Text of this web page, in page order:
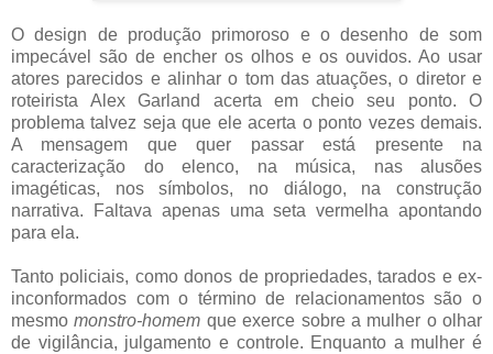
O design de produção primoroso e o desenho de som
impecável são de encher os olhos e os ouvidos. Ao usar
atores parecidos e alinhar o tom das atuações, o diretor e
roteirista Alex Garland acerta em cheio seu ponto. O
problema talvez seja que ele acerta o ponto vezes demais.
A mensagem que quer passar está presente na
caracterização do elenco, na música, nas alusões
imagéticas, nos símbolos, no diálogo, na construção
narrativa. Faltava apenas uma seta vermelha apontando
para ela.
Tanto policiais, como donos de propriedades, tarados e ex-
inconformados com o término de relacionamentos são o
mesmomonstro-homem que exerce sobre a mulher o olhar
de vigilância, julgamento e controle. Enquanto a mulher é